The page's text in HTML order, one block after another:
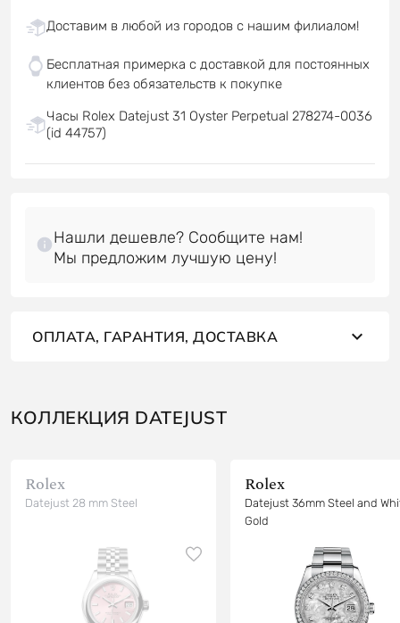
Доставим в любой из городов с нашим филиалом!
Бесплатная примерка с доставкой для постоянных
клиентов без обязательств к покупке
Часы Rolex Datejust 31 Oyster Perpetual 278274-0036
(id 44757)
Нашли дешевле? Сообщите нам!
ОПЛАТА, ГАРАНТИЯ, ДОСТАВКА
КОЛЛЕКЦИЯ DATEJUST
Rolex
Datejust 28 mm Steel
Rolex
Datejust 36mm Steel and
Gold